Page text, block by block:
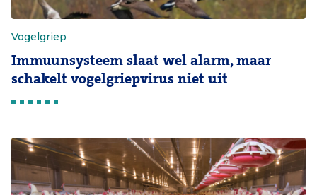
Vogelgriep
Immuunsysteem slaat wel alarm, maar
schakelt vogelgriepvirus niet uit